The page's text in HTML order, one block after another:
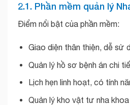
2.1. Phần mềm quản lý
Điểm nổi bật của phần mềm:
Giao diện thân thiện, dễ sử
Quản lý hồ sơ bệnh án chi
Lịch hẹn linh hoạt, có tính
Quản lý kho vật tư nha khoa